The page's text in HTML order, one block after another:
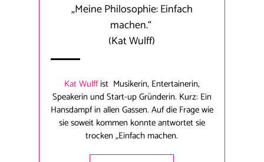
„Meine Philosophie: Einfach
machen.“
(Kat Wulff)
Kat Wulffist Musikerin, Entertainerin,
Speakerin und Start-up Gründerin. Kurz: Ein
Hansdampf in allen Gassen. Auf die Frage wie
sie soweit kommen konnte antwortet sie
trocken „Einfach machen.